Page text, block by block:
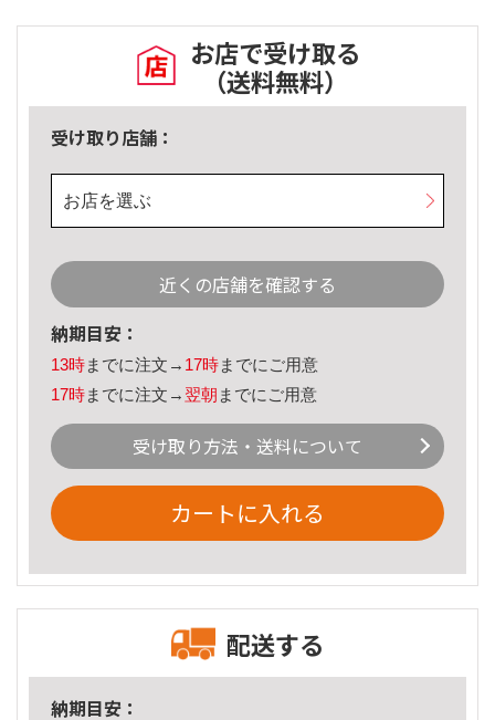
お店で受け取る
（送料無料）
受け取り店舗：
お店を選ぶ
近くの店舗を確認する
納期目安：
13時までに注文→ 17時までにご用意
17時までに注文→ 翌朝 までにご用意
受け取り方法・送料について
カートに入れる
配送する
納期目安：